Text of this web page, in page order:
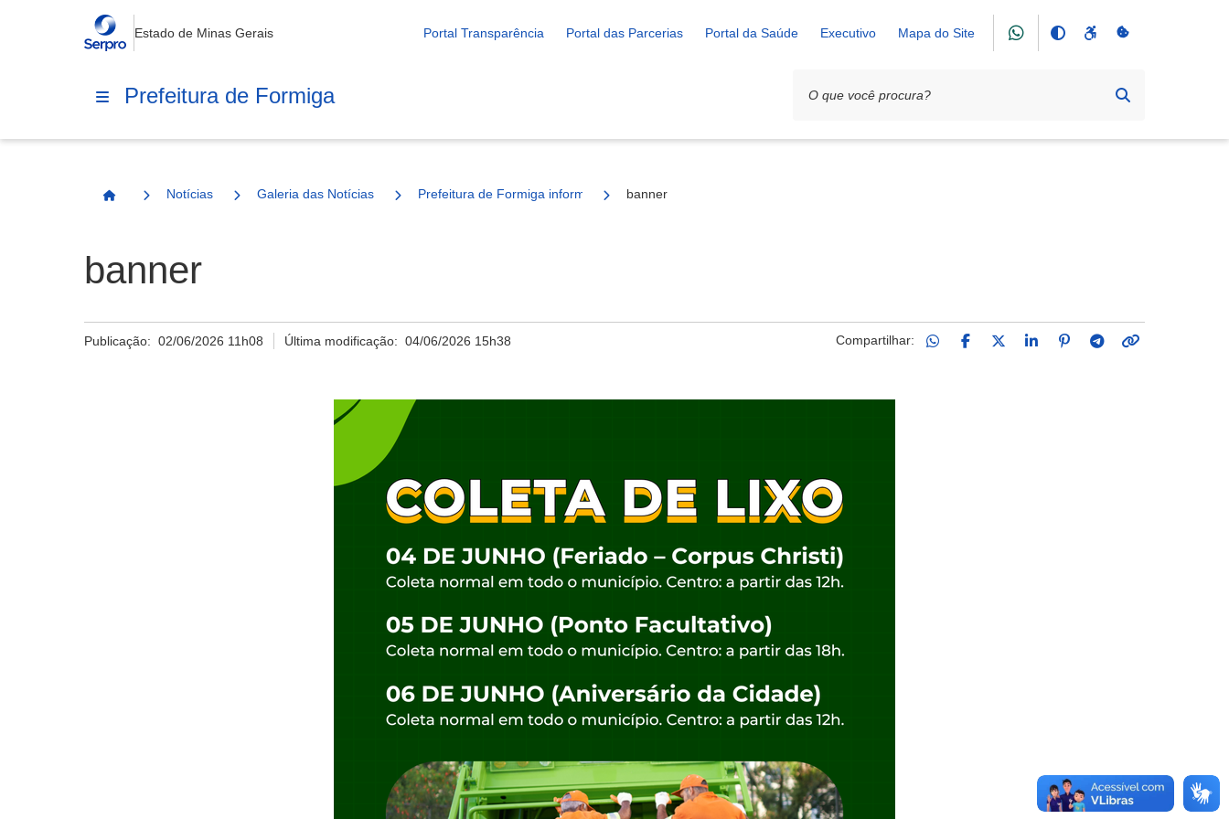
Estado de Minas Gerais Portal Transparência Portal das Parcerias Portal da Saúde Executivo Mapa do Site
Prefeitura de Formiga
Página Inicial
Notícias Galeria das Notícias Prefeitura de Formiga informa funcionamento da coleta de lixo durante feriados e ponto facultativo
banner
banner
Publicação: 02/06/2026 11h08 Última modificação:04/06/2026 15h38 Compartilhar: